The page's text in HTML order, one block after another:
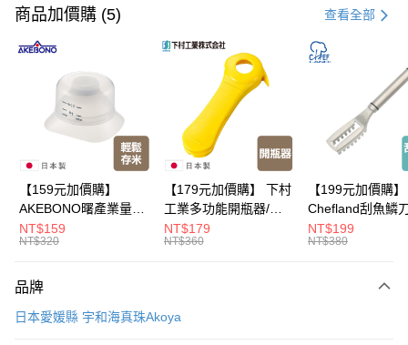
信用卡一次付款
LINE Pay
Apple Pay
悠遊付
全盈+PAY
大哥付你分期
相關說明
2.付款方式選擇「大哥付你分期」，訂單成立後會自動跳轉到大哥付的交易
成交易。
運送方式
商品加價購 (5) 查看全部
【159元加價購】
AKEBONO曙產業量米
杯漏斗組(白)/量米杯/
米桶/量米用具/任二件8
NT$159
NT$320
【179元加價購】 下村
工業多功能開瓶器/開
瓶器/餐廚用品/料理道
具/任二件8折
NT$179
NT$360
【199元加價購】
Chefland刮魚鱗
魚鱗器/廚房用品/
道具/任二件8折
NT$199
NT$380
品牌
日本愛媛縣 宇和海真珠Akoya